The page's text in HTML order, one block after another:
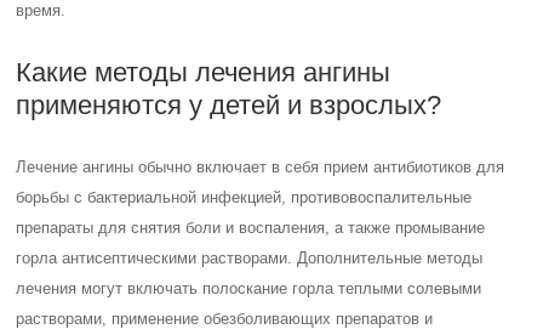
время.
Какие методы лечения ангины
применяются у детей и взрослых?
Лечение ангины обычно включает в себя прием антибиотиков для
борьбы с бактериальной инфекцией, противовоспалительные
препараты для снятия боли и воспаления, а также промывание
горла антисептическими растворами. Дополнительные методы
лечения могут включать полоскание горла теплыми солевыми
растворами, применение обезболивающих препаратов и